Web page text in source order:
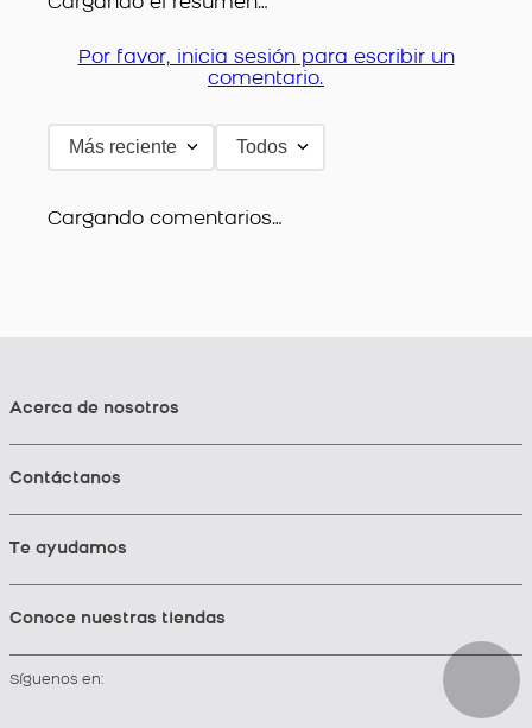
Por favor, inicia sesión para escribir un
comentario.
Más reciente Todos
Cargando comentarios…
Acerca de nosotros
Contáctanos
Te ayudamos
Conoce nuestras tiendas
Síguenos en: